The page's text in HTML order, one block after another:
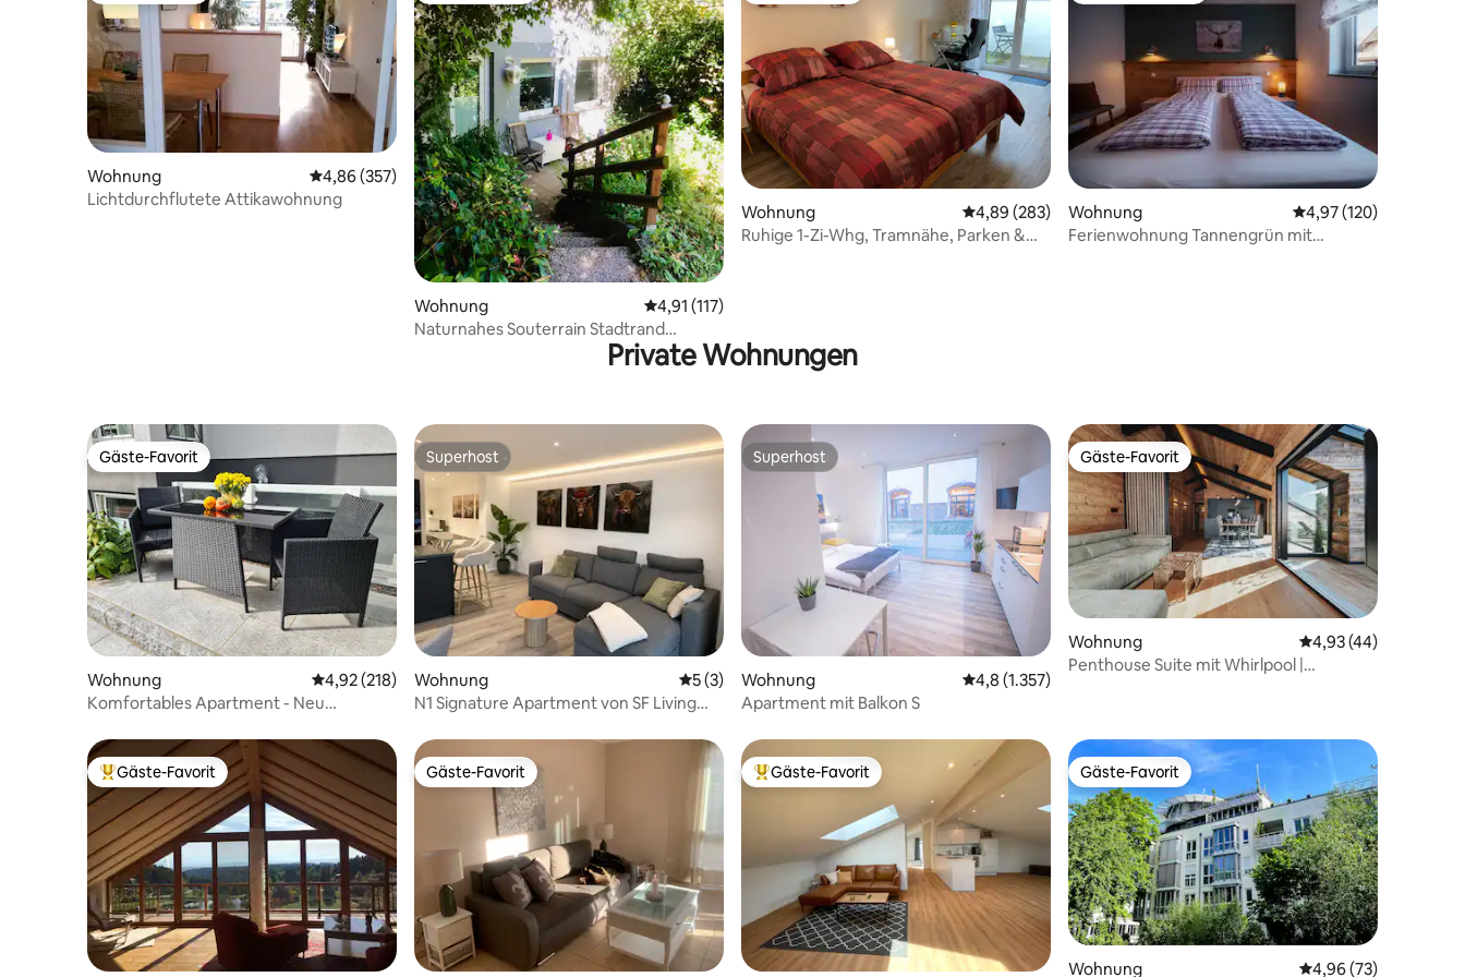
Wohnung Durchschnittliche Bewertung: 4,86 von 5, 357 Bewertungen
4,86 (357)
Lichtdurchflutete Attikawohnung
Wohnung Durchschnittliche Bewertung: 4,91 von 5, 117 Bewertungen
4,91 (117)
Naturnahes Souterrain Stadtrand
Wohnung Durchschnittliche Bewertung: 4,89 von 5, 283 Bewertungen
4,89 (283)
Ruhige 1-Zi-Whg, Tramnähe, Parken &
Wohnung Durchschnittliche
4,97 (120)
Ferienwohnung Tannengrün mit
Private Wohnungen
Gäste-Favorit
Gäste-Favorit
Wohnung Durchschnittliche Bewertung: 4,92 von 5, 218 Bewertungen
4,92 (218)
Komfortables Apartment - Neu
Superhost
Superhost
Wohnung Durchschnittliche Bewertung: 5 von 5, 3 Bewertungen
5 (3)
N1 Signature Apartment von SF Living
Superhost
Superhost
Wohnung Durchschnittliche Bewertung: 4,8 von 5, 1.357 Bewertungen
4,8 (1.357)
Apartment mit Balkon S
Gäste-Favorit
Gäste-Favorit
Wohnung Durchschnittliche
4,93 (44)
Penthouse Suite mit Whirlpool |
Beliebter Gäste-Favorit.
Gäste-Favorit Gäste-Favorit
Gäste-Favorit Beliebter Gäste-Favorit.
Gäste-Favorit Gäste-Favorit
Gäste-Favorit
Wohnung Durchschnittliche
4,96 (73)